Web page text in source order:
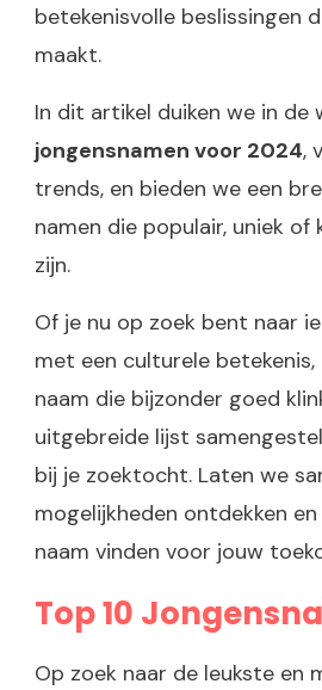
betekenisvolle beslissingen
maakt.
In dit artikel duiken we in de
jongensnamen voor 2024,
trends, en bieden we een
namen die populair, uniek of
zijn.
Of je nu op zoek bent naar
met een culturele
naam die bijzonder goed
uitgebreide lijst
bij je zoektocht. Laten we
mogelijkheden ontdekken
naam vinden voor jouw
Top 10
Op zoek naar de leukste en